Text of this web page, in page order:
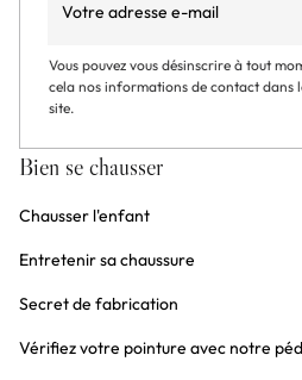
Vous pouvez vous désinscrire à tout
cela nos informations de contact dans
site.
Bien se chausser
Chausser l'enfant
Entretenir sa chaussure
Secret de fabrication
Vérifiez votre pointure avec notre